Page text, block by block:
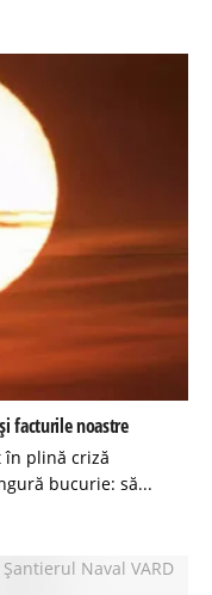
facturile noastre
în plină criză
bucurie: să...